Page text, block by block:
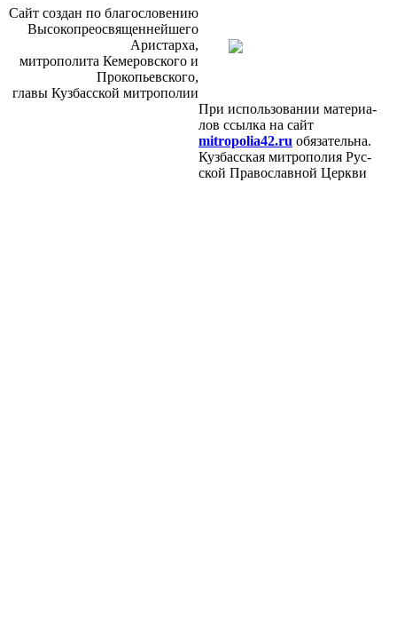
Сайт со­здан по бла­го­сло­ве­нию
Вы­со­ко­прео­свя­щен­ней­ше­го
Ари­стар­ха,
мит­ро­по­ли­та Ке­ме­ров­ско­го и
Про­ко­пьев­ско­го,
гла­вы Куз­бас­ской мит­ро­по­лии
При ис­поль­зо­ва­нии ма­те­ри­а­
лов ссыл­ка на сайт
mitropolia42.ru обя­за­тель­на.
Куз­бас­ская мит­ро­по­лия Рус­
ской Пра­во­слав­ной Церк­ви